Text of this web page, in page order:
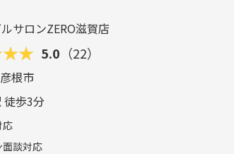
サロンZERO滋賀店
5.0 （22）
根市
徒歩3分
応
面談対応